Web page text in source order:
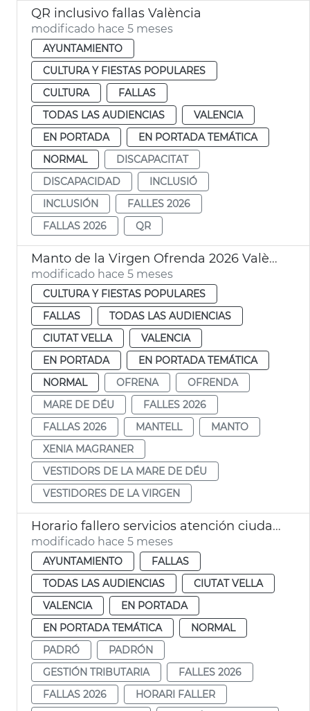
QR inclusivo fallas València
modificado hace 5 meses
AYUNTAMIENTO
CULTURA Y FIESTAS POPULARES
CULTURA
FALLAS
TODAS LAS AUDIENCIAS
VALENCIA
EN PORTADA
EN PORTADA TEMÁTICA
NORMAL
DISCAPACITAT
DISCAPACIDAD
INCLUSIÓ
INCLUSIÓN
FALLES 2026
FALLAS 2026
QR
Manto de la Virgen Ofrenda 2026 València
modificado hace 5 meses
CULTURA Y FIESTAS POPULARES
FALLAS
TODAS LAS AUDIENCIAS
CIUTAT VELLA
VALENCIA
EN PORTADA
EN PORTADA TEMÁTICA
NORMAL
OFRENA
OFRENDA
MARE DE DÉU
FALLES 2026
FALLAS 2026
MANTELL
MANTO
XENIA MAGRANER
VESTIDORS DE LA MARE DE DÉU
VESTIDORES DE LA VIRGEN
Horario fallero servicios atención ciudadana València
modificado hace 5 meses
AYUNTAMIENTO
FALLAS
TODAS LAS AUDIENCIAS
CIUTAT VELLA
VALENCIA
EN PORTADA
EN PORTADA TEMÁTICA
NORMAL
PADRÓ
PADRÓN
GESTIÓN TRIBUTARIA
FALLES 2026
FALLAS 2026
HORARI FALLER